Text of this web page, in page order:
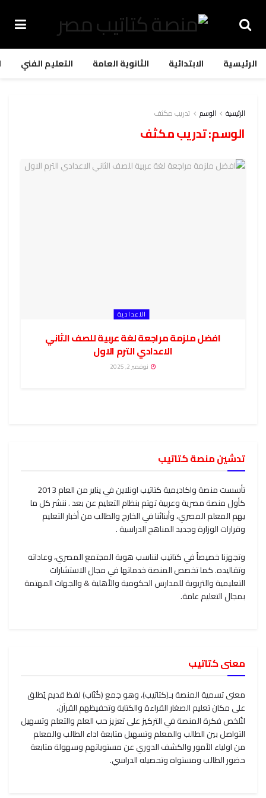
الرئيسية الابتدائية الثانوية العامة التعليم الفني
الرئيسية الوسم تدريب مكثف
الوسم:تدريب مكثف
الاعدادية
افضل ملزمة مراجعة لغة عربية للصف الثاني
الاعدادي الترم الاول
نوفمبر 2, 2025
تدشين منصة كتاتيب
تأسست منصة واكاديمية كتاتيب اونلاين في يناير من العام 2013
كأول منصة مصرية وعربية تهتم بنظام التعليم عن بعد . ننشر كل ما
يهم المعلم المصري، وأبنائنا في الخارج والطالب من أخبار التعليم
وقرارات الوزارة وجديد المناهج الدراسية .
وتجهزنا خصيصاً في كتاتيب لنناسب هوية المجتمع المصري، وعاداته
وتقاليده. كما تخصص المنصة خدماتها في مجال الاستشارات
التعليمية والتربوية للمدارس الحكومية والأهلية & والجهات المهتمة
بمجال التعليم عامة.
معنى كتاتيب
معنى تسمية المنصة بـ(كتاتيب)، وهو جمع (كُتَاب) لفظ قديم يُطلق
على مكان تعليم الصغار القراءة والكتابة وتحفيظهم القرآن،
لتُلخص فكرة المنصة في التركيز على تعزيز حب العلم والتعلم وتسهيل
التواصل بين الطالب والمعلم وتسهيل متابعة اداء الطالب والمعلم
من اولياء الأمور والكشف الدوري عن مستوياتهم وسهولة متابعة
حضور الطالب ومستواه وتحصيله الدراسي.